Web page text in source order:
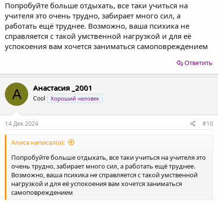
Попробуйте больше отдыхать, все таки учиться на
учителя это очень трудно, забирает много сил, а
работать ещё труднее. Возможно, ваша психика не
справляется с такой умственной нагрузкой и для её
успокоения вам хочется заниматься самоповреждением
Ответить
А Анастасия _2001
Cool Хороший человек
14 Дек 2024 #10
Алиса написал(а):
Попробуйте больше отдыхать, все таки учиться на учителя это
очень трудно, забирает много сил, а работать ещё труднее.
Возможно, ваша психика не справляется с такой умственной
нагрузкой и для её успокоения вам хочется заниматься
самоповреждением